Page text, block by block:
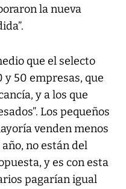
la nueva
que el selecto
50 empresas, que
y a los que
Los pequeños
venden menos
no están del
y es con esta
pagarían igual